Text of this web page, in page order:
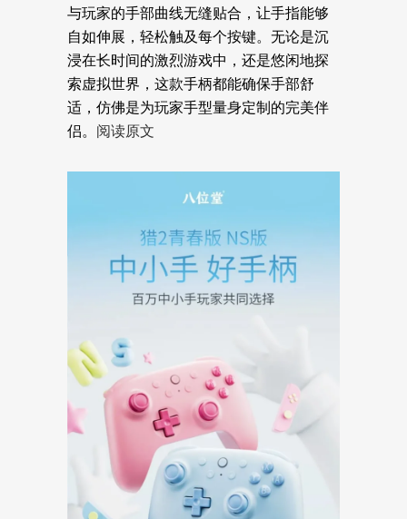
与玩家的手部曲线无缝贴合，让手指能够
自如伸展，轻松触及每个按键。无论是沉
浸在长时间的激烈游戏中，还是悠闲地探
索虚拟世界，这款手柄都能确保手部舒
适，仿佛是为玩家手型量身定制的完美伴
侣。 阅读原文